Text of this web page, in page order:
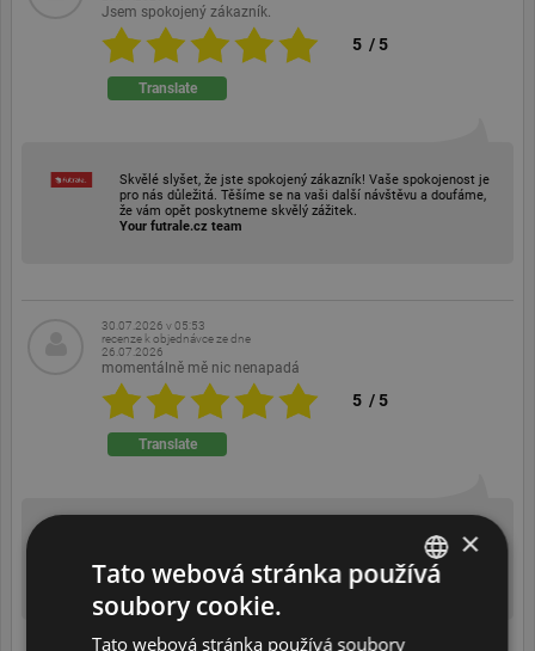
Jsem spokojený zákazník.
5 /5
Translate
Skvělé slyšet, že jste spokojený zákazník! Vaše spokojenost je
pro nás důležitá. Těšíme se na vaši další návštěvu a doufáme,
že vám opět poskytneme skvělý zážitek.
Your futrale.cz team
30.07.2026 v 05:53
recenze k objednávce ze dne
26.07.2026
momentálně mě nic nenapadá
5 /5
Translate
Jsem rád, že se vám u nás líbí! Pokud se někdy objeví něco, co
byste chtěl sdílet, neváhejte nám to říct. Vždy se snažíme
zlepšovat a vaše názory jsou pro nás důležité.
Your futrale.cz team
×
Tato webová stránka používá
soubory cookie.
Tato webová stránka používá soubory